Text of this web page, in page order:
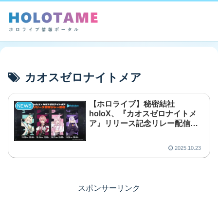
カオスゼロナイトメア
NEWS
【ホロライブ】秘密結社
holoX、『カオスゼロナイトメ
ア』リリース記念リレー配信を
2025.10.23
スポンサーリンク